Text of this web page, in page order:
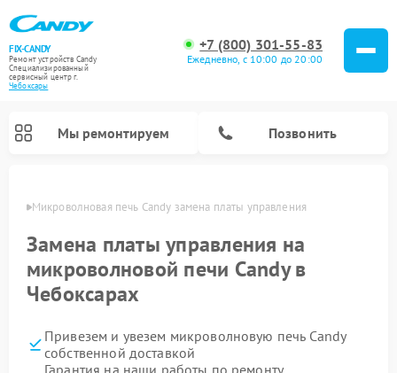
FIX-CANDY
Ремонт устройств Candy
Специализированный
cервисный центр г.
Чебоксары
+7 (800) 301-55-83
Ежедневно, с 10:00 до 20:00
Мы ремонтируем Позвонить
Микроволновая печь Candy замена платы управления
Замена платы управления на
микроволновой печи Candy в
Чебоксарах
Привезем и увезем микроволновую печь Candy
собственной доставкой
Гарантия на наши работы по ремонту